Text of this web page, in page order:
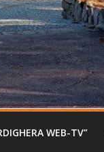
WEB-TV”